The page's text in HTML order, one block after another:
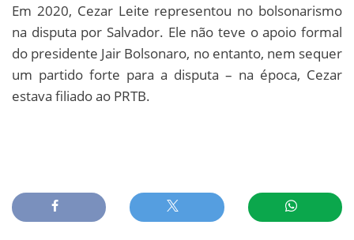
Em 2020, Cezar Leite representou no bolsonarismo
na disputa por Salvador. Ele não teve o apoio formal
do presidente Jair Bolsonaro, no entanto, nem sequer
um partido forte para a disputa – na época, Cezar
estava filiado ao PRTB.